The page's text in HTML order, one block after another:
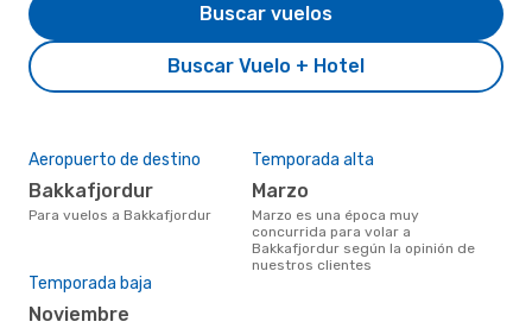
Buscar Vuelo + Hotel
Buscar vuelos
Aeropuerto de destino
Bakkafjordur
Para vuelos a Bakkafjordur
Temporada alta
marzo
marzo es una época muy
concurrida para volar a
Bakkafjordur según la opinión de
nuestros clientes
Temporada baja
noviembre